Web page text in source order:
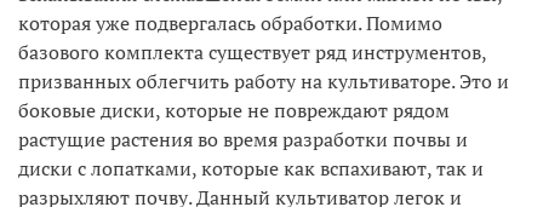
которая уже подвергалась обработки. Помимо
базового комплекта существует ряд инструментов,
призванных облегчить работу на культиваторе. Это и
боковые диски, которые не повреждают рядом
растущие растения во время разработки почвы и
диски с лопатками, которые как вспахивают, так и
разрыхляют почву. Данный культиватор легок и